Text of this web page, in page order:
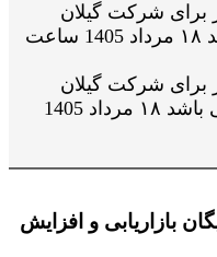
برای شرکت گیلان
کشت در حال انجام می باشد ۱۸ مرداد 1405 ساعت
برای شرکت گیلان
کشت قیمت گذاری شده می باشد ۱۸ مرداد 1405
بازاریابی و افزایش